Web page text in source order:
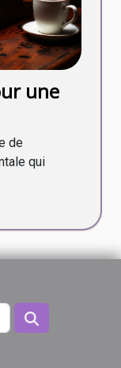
une
de
qui